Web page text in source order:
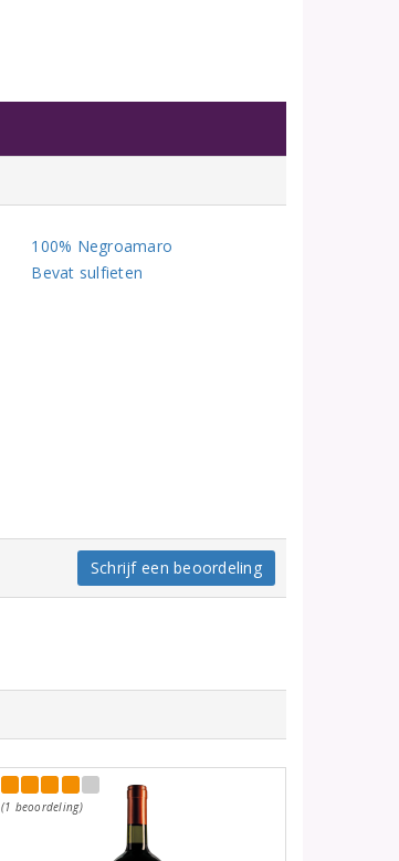
100% Negroamaro
Bevat sulfieten
Schrijf een beoordeling
(1 beoordeling)